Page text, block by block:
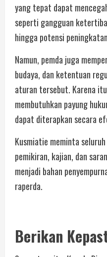
yang tepat dapat
seperti gangguan
hingga potensi
Namun, pemda juga
budaya, dan ketentuan
aturan tersebut. Karena
membutuhkan payung
dapat diterapkan secara
Kusmiatie meminta
pemikiran, kajian, dan
menjadi bahan
raperda.
Berikan